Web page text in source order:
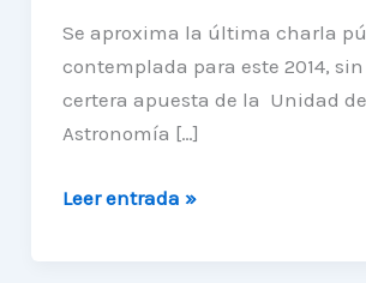
Se aproxima la última charla
contemplada para este 2014,
certera apuesta de la Unidad de
Astronomía […]
Ciclo
Leer entrada »